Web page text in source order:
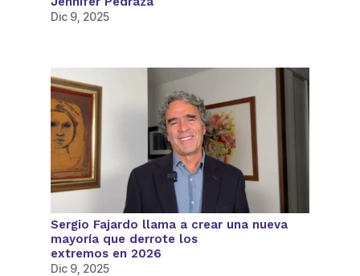
Dic 9, 2025
Sergio Fajardo llama a crear una nueva
mayoría que derrote los
extremos en 2026
Dic 9, 2025